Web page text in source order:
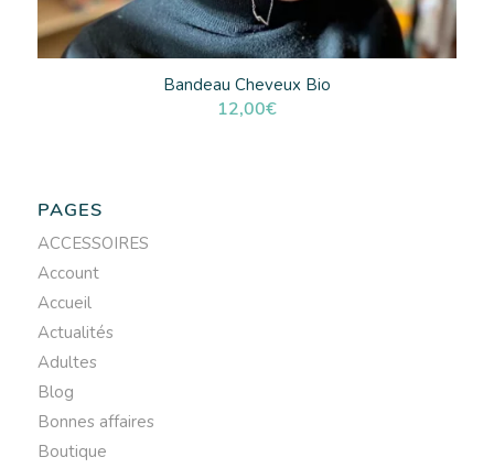
Bandeau Cheveux Bio
12,00€
PAGES
ACCESSOIRES
Account
Accueil
Actualités
Adultes
Blog
Bonnes affaires
Boutique